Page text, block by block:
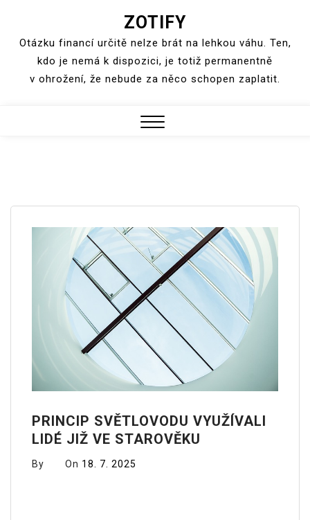
content
ZOTIFY
Otázku financí určitě nelze brát na lehkou váhu. Ten,
kdo je nemá k dispozici, je totiž permanentně
v ohrožení, že nebude za něco schopen zaplatit.
PRINCIP SVĚTLOVODU VYUŽÍVALI
LIDÉ JIŽ VE STAROVĚKU
By On 18. 7. 2025